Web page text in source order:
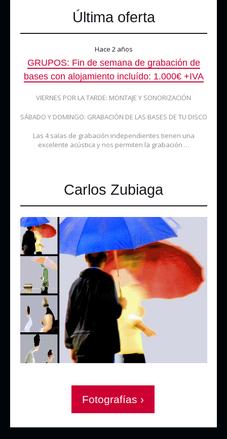
Última oferta
Hace 2 años
GRUPOS: Fin de semana de grabación de
bases con alojamiento incluído: 1.000€ +IVA
VIERNES POR LA TARDE: MONTAJE Y SONORIZACIÓN
SÁBADO Y DOMINGO: GRABACIÓN DE LAS BASES DE TU DISCO
Las 4 salas de grabación independientes tienen una
excelente acústica y nos permiten la grabación …
Carlos Zubiaga
Fotografías ›